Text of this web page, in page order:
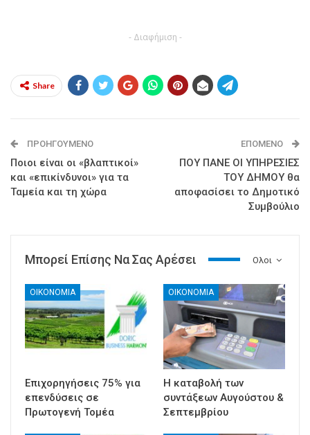
- Διαφήμιση -
Share
ΠΡΟΗΓΟΎΜΕΝΟ
Ποιοι είναι οι «βλαπτικοί»
και «επικίνδυνοι» για τα
Ταμεία και τη χώρα
ΕΠΌΜΕΝΟ
ΠΟΥ ΠΑΝΕ ΟΙ ΥΠΗΡΕΣΙΕΣ
ΤΟΥ ΔΗΜΟΥ θα
αποφασίσει το Δημοτικό
Συμβούλιο
Ολοι
Μπορεί Επίσης Να Σας Αρέσει
ΟΙΚΟΝΟΜΙΑ
Επιχορηγήσεις 75% για
επενδύσεις σε
Πρωτογενή Τομέα
ΟΙΚΟΝΟΜΙΑ
Η καταβολή των
συντάξεων Αυγούστου &
Σεπτεμβρίου